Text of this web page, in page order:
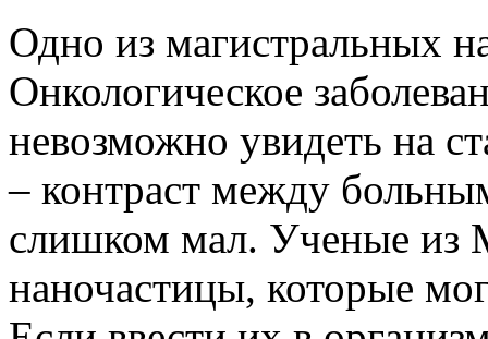
Одно из магистральных
Онкологическое
невозможно увидеть на
– контраст между
слишком мал. Ученые
наночастицы, которые